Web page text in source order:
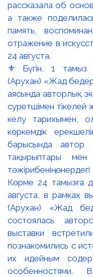
⚜️ Бүгін, 1 тамыз
(Арухан) «Жад
аясында авторлық
суретшімен тікелей
келу тарихымен,
көркемдік
барысында автор
тақырыптары
тәжірибенің
Көрме 24 тамызға
августа, в рамках
(Арухан) «Жад
состоялась
выставки
познакомились с
их идейным